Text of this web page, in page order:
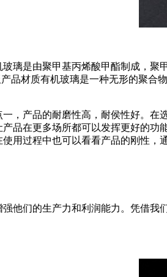
璃是由聚甲基丙烯酸甲酯制成，
品材质有机玻璃是一种无形的聚合
，产品的耐磨性高，耐侯性好。在
品在更多场所都可以发挥更好的
用过程中也可以看看产品的刚性，
他们的生产力和利润能力。凭借